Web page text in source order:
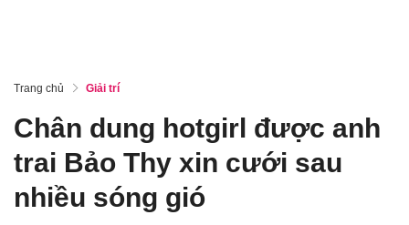
Trang chủ Giải trí
Chân dung hotgirl được anh
trai Bảo Thy xin cưới sau
nhiều sóng gió